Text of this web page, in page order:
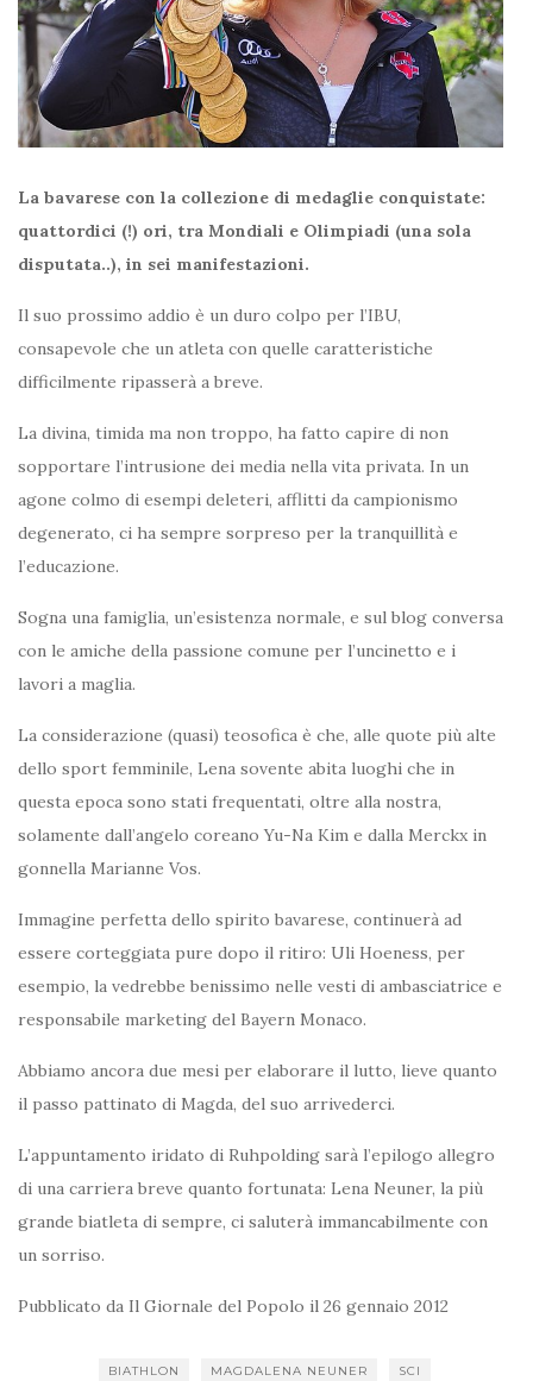
La bavarese con la collezione di medaglie conquistate:
quattordici (!) ori, tra Mondiali e Olimpiadi (una sola
disputata..), in sei manifestazioni.
Il suo prossimo addio è un duro colpo per l’IBU,
consapevole che un atleta con quelle caratteristiche
difficilmente ripasserà a breve.
La divina, timida ma non troppo, ha fatto capire di non
sopportare l’intrusione dei media nella vita privata. In un
agone colmo di esempi deleteri, afflitti da campionismo
degenerato, ci ha sempre sorpreso per la tranquillità e
l’educazione.
Sogna una famiglia, un’esistenza normale, e sul blog conversa
con le amiche della passione comune per l’uncinetto e i
lavori a maglia.
La considerazione (quasi) teosofica è che, alle quote più alte
dello sport femminile, Lena sovente abita luoghi che in
questa epoca sono stati frequentati, oltre alla nostra,
solamente dall’angelo coreano Yu-Na Kim e dalla Merckx in
gonnella Marianne Vos.
Immagine perfetta dello spirito bavarese, continuerà ad
essere corteggiata pure dopo il ritiro: Uli Hoeness, per
esempio, la vedrebbe benissimo nelle vesti di ambasciatrice e
responsabile marketing del Bayern Monaco.
Abbiamo ancora due mesi per elaborare il lutto, lieve quanto
il passo pattinato di Magda, del suo arrivederci.
L’appuntamento iridato di Ruhpolding sarà l’epilogo allegro
di una carriera breve quanto fortunata: Lena Neuner, la più
grande biatleta di sempre, ci saluterà immancabilmente con
un sorriso.
Pubblicato da Il Giornale del Popolo il 26 gennaio 2012
BIATHLON MAGDALENA NEUNER SCI